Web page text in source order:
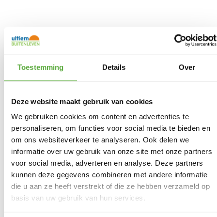
Toestemming Details Over
Deze website maakt gebruik van cookies
We gebruiken cookies om content en advertenties te
personaliseren, om functies voor social media te bieden en
om ons websiteverkeer te analyseren. Ook delen we
informatie over uw gebruik van onze site met onze partners
voor social media, adverteren en analyse. Deze partners
kunnen deze gegevens combineren met andere informatie
die u aan ze heeft verstrekt of die ze hebben verzameld op
basis van uw gebruik van hun services.
Ultiem Buitenleven prijs:
€109,95